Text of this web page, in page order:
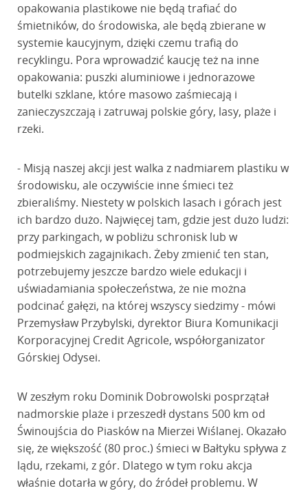
opakowania plastikowe nie będą trafiać do
śmietników, do środowiska, ale będą zbierane w
systemie kaucyjnym, dzięki czemu trafią do
recyklingu. Pora wprowadzić kaucję też na inne
opakowania: puszki aluminiowe i jednorazowe
butelki szklane, które masowo zaśmiecają i
zanieczyszczają i zatruwaj polskie góry, lasy, plaże i
rzeki.
- Misją naszej akcji jest walka z nadmiarem plastiku w
środowisku, ale oczywiście inne śmieci też
zbieraliśmy. Niestety w polskich lasach i górach jest
ich bardzo dużo. Najwięcej tam, gdzie jest dużo ludzi:
przy parkingach, w pobliżu schronisk lub w
podmiejskich zagajnikach. Żeby zmienić ten stan,
potrzebujemy jeszcze bardzo wiele edukacji i
uświadamiania społeczeństwa, że nie można
podcinać gałęzi, na której wszyscy siedzimy - mówi
Przemysław Przybylski, dyrektor Biura Komunikacji
Korporacyjnej Credit Agricole, współorganizator
Górskiej Odysei.
W zeszłym roku Dominik Dobrowolski posprzątał
nadmorskie plaże i przeszedł dystans 500 km od
Świnoujścia do Piasków na Mierzei Wiślanej. Okazało
się, że większość (80 proc.) śmieci w Bałtyku spływa z
lądu, rzekami, z gór. Dlatego w tym roku akcja
właśnie dotarła w góry, do źródeł problemu. W